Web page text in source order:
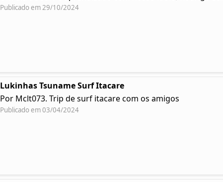
Publicado em 29/10/2024
Lukinhas Tsuname Surf Itacare
Por Mclt073. Trip de surf itacare com os amigos
Publicado em 03/04/2024